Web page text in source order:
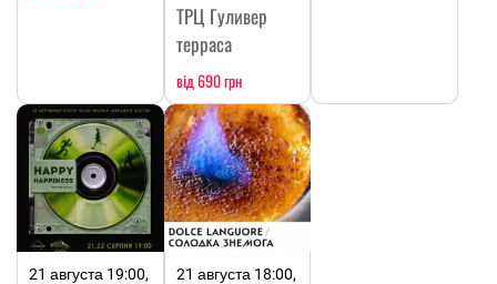
ТРЦ Гуливер
терраса
від 690 грн
21 августа 19:00,
21 августа 18:00,